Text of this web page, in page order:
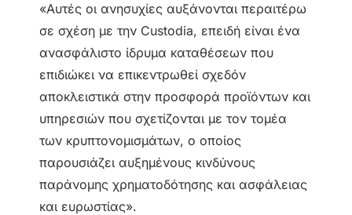
«Αυτές οι ανησυχίες αυξάνονται περαιτέρω
σε σχέση με την Custodia, επειδή είναι ένα
ανασφάλιστο ίδρυμα καταθέσεων που
επιδιώκει να επικεντρωθεί σχεδόν
αποκλειστικά στην προσφορά προϊόντων και
υπηρεσιών που σχετίζονται με τον τομέα
των κρυπτονομισμάτων, ο οποίος
παρουσιάζει αυξημένους κινδύνους
παράνομης χρηματοδότησης και ασφάλειας
και ευρωστίας».